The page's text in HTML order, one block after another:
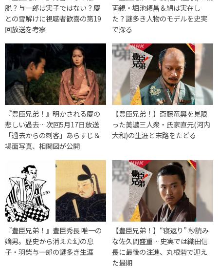
脱？与一郎は実子ではない？慶
との雪解けに視聴者歓喜の第19
回放送を考察
両親・堀池頼昌＆絹は実在し
た？謎多き人物のモデルを史実
で探る
『豊臣兄弟！』明かされる慶の
悲しい過去…次回5月17日放送
「過去からの刺客」あらすじ＆
場面写真、相関図が公開
【豊臣兄弟！】斎藤竜興を見限
った美濃三人衆・氏家直元(河内
大和)の生涯と末路をたどる
『豊臣兄弟！』豊臣秀長 唯一の
嫡男。歴史から消えた幻の息
子・羽柴与一郎の謎多き生涯
【豊臣兄弟！】“寝返り” 秒読み
な佐久間盛重…史実では織田信
長に最後の注進、丸根砦で迎え
た最期